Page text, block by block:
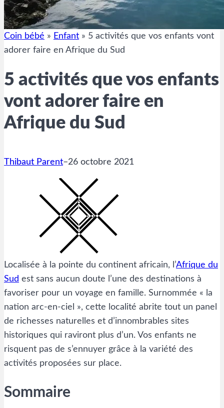
Coin bébé » Enfant » 5 activités que vos enfants vont
adorer faire en Afrique du Sud
5 activités que vos enfants
vont adorer faire en
Afrique du Sud
Thibaut Parent–26 octobre 2021
Localisée à la pointe du continent africain, l’Afrique du
Sud est sans aucun doute l’une des destinations à
favoriser pour un voyage en famille. Surnommée « la
nation arc-en-ciel », cette localité abrite tout un panel
de richesses naturelles et d’innombrables sites
historiques qui raviront plus d’un. Vos enfants ne
risquent pas de s’ennuyer grâce à la variété des
activités proposées sur place.
Sommaire